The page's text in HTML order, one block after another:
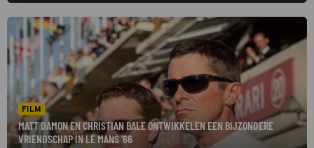
door Lando Norris.
FILM
MATT DAMON EN CHRISTIAN BALE ONTWIKKELEN EEN BIJZONDERE
VRIENDSCHAP IN LE MANS '66